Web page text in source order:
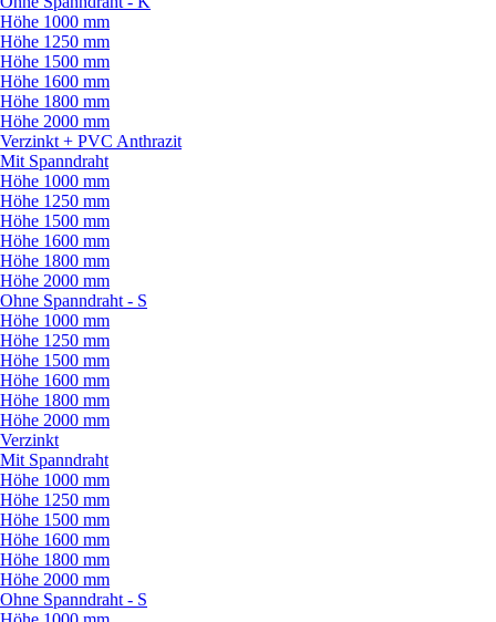
Höhe 1000 mm
Höhe 1250 mm
Höhe 1500 mm
Höhe 1600 mm
Höhe 1800 mm
Höhe 2000 mm
Verzinkt + PVC Anthrazit
Mit Spanndraht
Höhe 1000 mm
Höhe 1250 mm
Höhe 1500 mm
Höhe 1600 mm
Höhe 1800 mm
Höhe 2000 mm
Ohne Spanndraht - S
Höhe 1000 mm
Höhe 1250 mm
Höhe 1500 mm
Höhe 1600 mm
Höhe 1800 mm
Höhe 2000 mm
Verzinkt
Mit Spanndraht
Höhe 1000 mm
Höhe 1250 mm
Höhe 1500 mm
Höhe 1600 mm
Höhe 1800 mm
Höhe 2000 mm
Ohne Spanndraht - S